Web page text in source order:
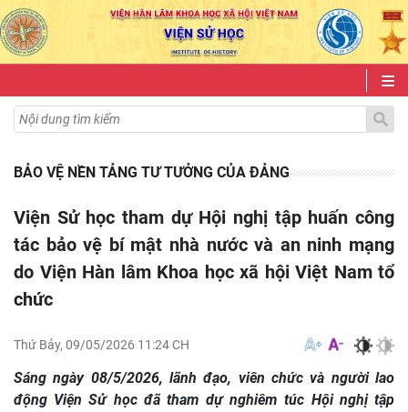
BẢO VỆ NỀN TẢNG TƯ TƯỞNG CỦA ĐẢNG
Viện Sử học tham dự Hội nghị tập huấn công
tác bảo vệ bí mật nhà nước và an ninh mạng
do Viện Hàn lâm Khoa học xã hội Việt Nam tổ
chức
Thứ Bảy, 09/05/2026 11:24 CH
Sáng ngày 08/5/2026, lãnh đạo, viên chức và người lao
động Viện Sử học đã tham dự nghiêm túc Hội nghị tập